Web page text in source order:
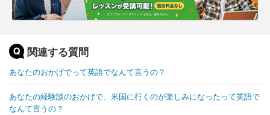
関連する質問
あなたのおかげでって英語でなんて言うの？
あなたの経験談のおかげで、米国に行くのが楽しみになったって英語で
なんて言うの？